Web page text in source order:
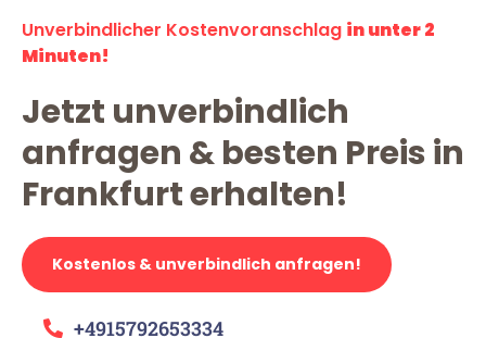
Unverbindlicher Kostenvoranschlag in unter 2
Minuten!
Jetzt unverbindlich
anfragen & besten Preis in
Frankfurt erhalten!
Kostenlos & unverbindlich anfragen!
+4915792653334